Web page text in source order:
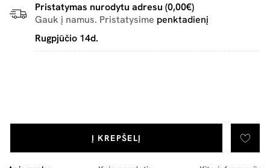
Į KREPŠELĮ
Pristatymas nurodytu adresu (0,00€)
Gauk į namus. Pristatysime penktadienį
Rugpjūčio 14d.